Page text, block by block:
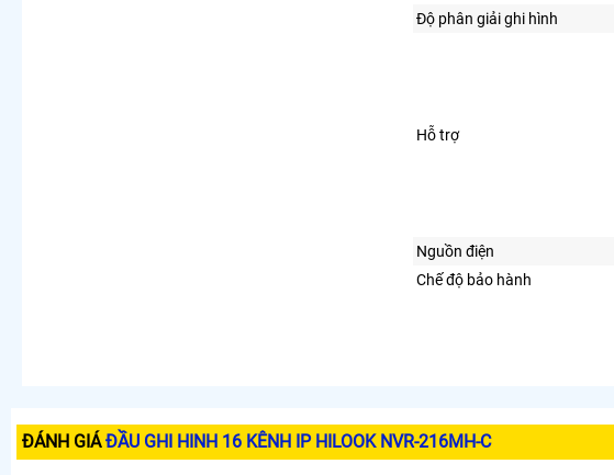
Độ phân giải ghi hình
Hỗ trợ
Nguồn điện
Chế độ bảo hành
ĐÁNH GIÁĐẦU GHI HINH 16 KÊNH IP HILOOK NVR-216MH-C